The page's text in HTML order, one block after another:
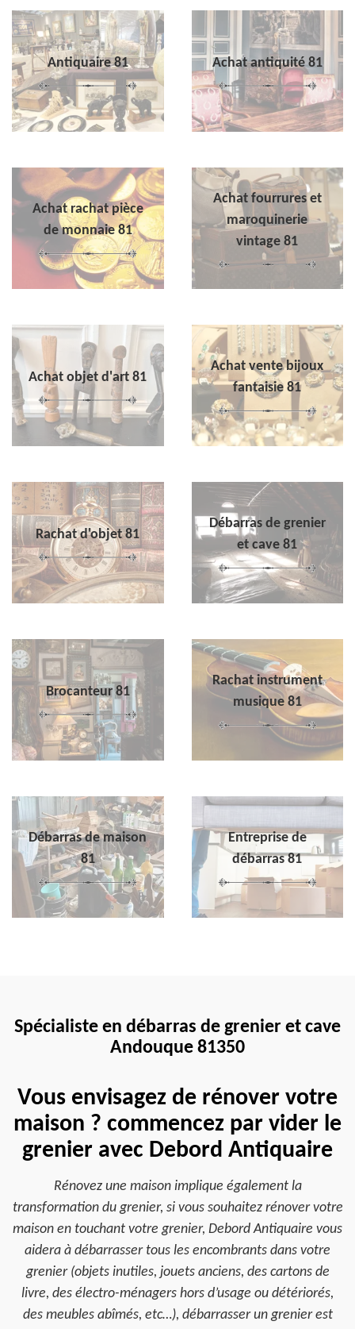
Antiquaire 81 Achat antiquité 81
Achat rachat pièce
de monnaie 81
Achat fourrures et
maroquinerie
vintage 81
Achat objet d'art 81
Achat vente bijoux
fantaisie 81
Rachat d'objet 81
Débarras de grenier
et cave 81
Brocanteur 81
Rachat instrument
musique 81
Débarras de maison
81
Entreprise de
débarras 81
Spécialiste en débarras de grenier et cave
Andouque 81350
Vous envisagez de rénover votre
maison ? commencez par vider le
grenier avec Debord Antiquaire
Rénovez une maison implique également la
transformation du grenier, si vous souhaitez rénover votre
maison en touchant votre grenier, Debord Antiquaire vous
aidera à débarrasser tous les encombrants dans votre
grenier (objets inutiles, jouets anciens, des cartons de
livre, des électro-ménagers hors d’usage ou détériorés,
des meubles abîmés, etc…), débarrasser un grenier est